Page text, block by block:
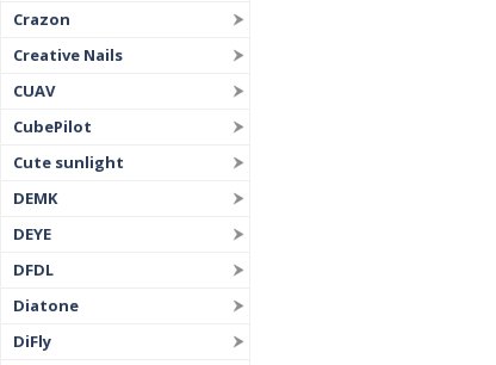
Crazon
Creative Nails
CUAV
CubePilot
Cute sunlight
DEMK
DEYE
DFDL
Diatone
DiFly